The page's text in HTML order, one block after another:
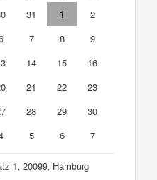
31 1
2
7 8
9
14 15
16
21 22
23
28 29
30
5 6 7
1, 20099, Hamburg